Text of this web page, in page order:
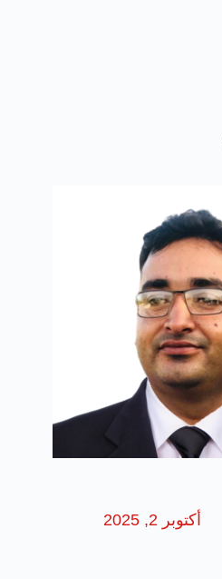
أكتوبر 2, 2025